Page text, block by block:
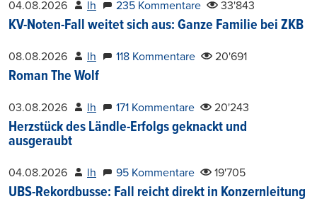
04.08.2026 lh 235 Kommentare 33'843
KV-Noten-Fall weitet sich aus: Ganze Familie bei ZKB
08.08.2026 lh 118 Kommentare 20'691
Roman The Wolf
03.08.2026 lh 171 Kommentare 20'243
Herzstück des Ländle-Erfolgs geknackt und
ausgeraubt
04.08.2026 lh 95 Kommentare 19'705
UBS-Rekordbusse: Fall reicht direkt in Konzernleitung